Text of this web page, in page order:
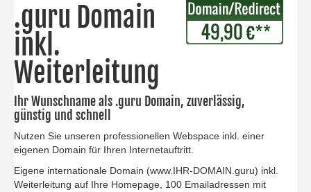
.guru Domain
inkl.
Weiterleitung
Ihr Wunschname als .guru Domain, zuverlässig,
günstig und schnell
Nutzen Sie unseren professionellen Webspace inkl. einer
eigenen Domain für Ihren Internetauftritt.
Eigene internationale Domain (www.IHR-DOMAIN.guru) inkl.
Weiterleitung auf Ihre Homepage, 100 Emailadressen mit